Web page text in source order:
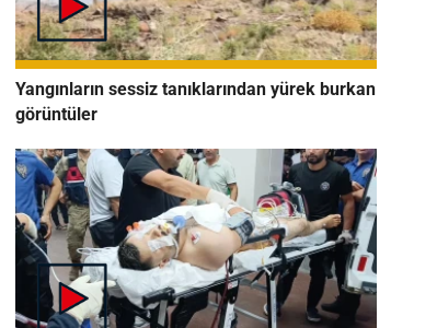
Yangınların sessiz tanıklarından yürek burkan
görüntüler